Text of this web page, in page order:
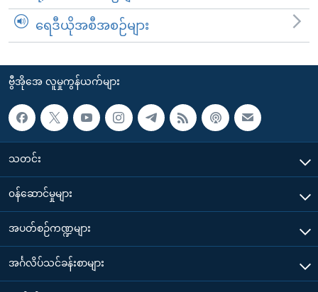
ရေဒီယိုအစီအစဉ်များ
ဗွီအိုအေ လူမှုကွန်ယက်များ
သတင်း
၀န်ဆောင်မှုများ
အပတ်စဉ်ကဏ္ဍများ
အင်္ဂလိပ်သင်ခန်းစာများ